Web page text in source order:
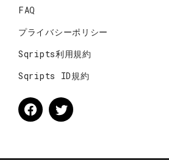
FAQ
プライバシーポリシー
Sqripts利用規約
Sqripts ID規約